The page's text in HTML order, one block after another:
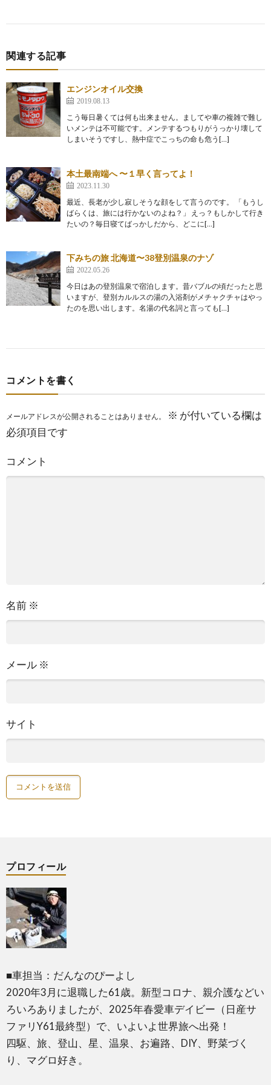
関連する記事
エンジンオイル交換
2019.08.13
こう毎日暑くては何も出来ません。ましてや車の複雑で難し
いメンテは不可能です。メンテするつもりがうっかり壊して
しまいそうですし、熱中症でこっちの命も危う[…]
本土最南端へ 〜１早く言ってよ！
2023.11.30
最近、長老が少し寂しそうな顔をして言うのです。 「もうし
ばらくは、旅には行かないのよね？」 えっ？もしかして行き
たいの？毎日寝てばっかしだから、どこに[…]
下みちの旅 北海道〜38登別温泉のナゾ
2022.05.26
今日はあの登別温泉で宿泊します。昔バブルの頃だったと思
いますが、登別カルルスの湯の入浴剤がメチャクチャはやっ
たのを思い出します。名湯の代名詞と言っても[…]
コメントを書く
メールアドレスが公開されることはありません。 ※ が付いている欄は
必須項目です
コメント
名前 ※
メール ※
サイト
プロフィール
■車担当：だんなのぴーよし
2020年3月に退職した61歳。新型コロナ、親介護などい
ろいろありましたが、2025年春愛車デイビー（日産サ
ファリY61最終型）で、いよいよ世界旅へ出発！
四駆、旅、登山、星、温泉、お遍路、DIY、野菜づく
り、マグロ好き。